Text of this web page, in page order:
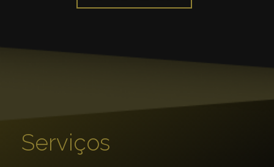
Serviços